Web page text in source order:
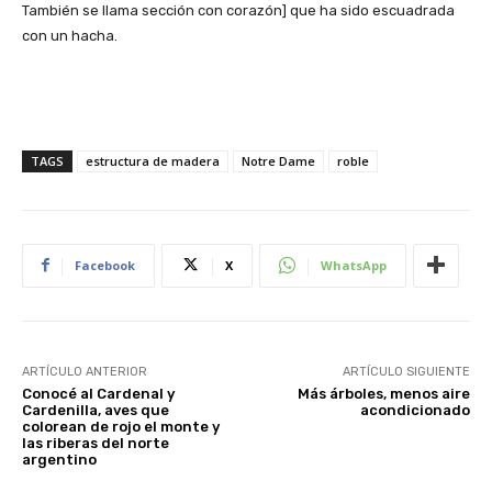
También se llama sección con corazón] que ha sido escuadrada
con un hacha.
TAGS estructura de madera Notre Dame roble
Facebook X WhatsApp
ARTÍCULO ANTERIOR
Conocé al Cardenal y
Cardenilla, aves que
colorean de rojo el monte y
las riberas del norte
argentino
ARTÍCULO SIGUIENTE
Más árboles, menos aire
acondicionado